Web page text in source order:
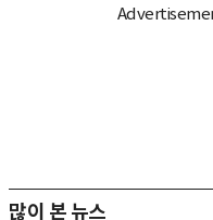
많이 본 뉴스